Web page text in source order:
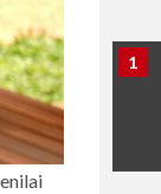
1